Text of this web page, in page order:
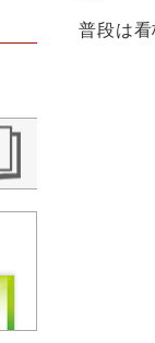
普段は